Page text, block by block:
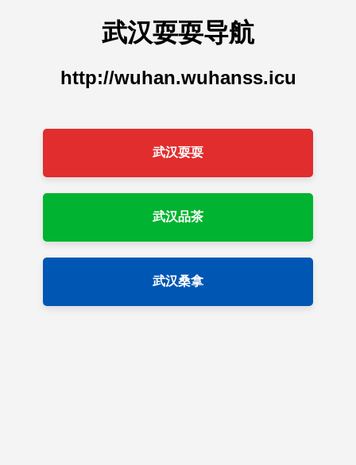
武汉耍耍导航
http://wuhan.wuhanss.icu
武汉耍耍
武汉品茶
武汉桑拿